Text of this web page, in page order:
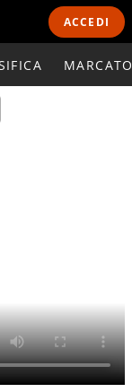
ACCEDI